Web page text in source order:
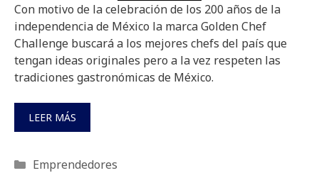
Con motivo de la celebración de los 200 años de la
independencia de México la marca Golden Chef
Challenge buscará a los mejores chefs del país que
tengan ideas originales pero a la vez respeten las
tradiciones gastronómicas de México.
LEER MÁS
Categorías
Emprendedores